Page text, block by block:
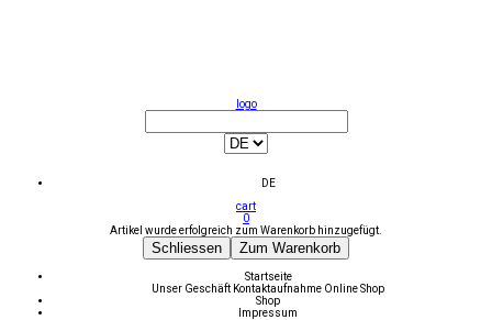
logo
DE
cart
0
Artikel wurde erfolgreich zum Warenkorb hinzugefügt.
Schliessen Zum Warenkorb
Startseite
Unser Geschäft Kontaktaufnahme Online Shop
Shop
Impressum